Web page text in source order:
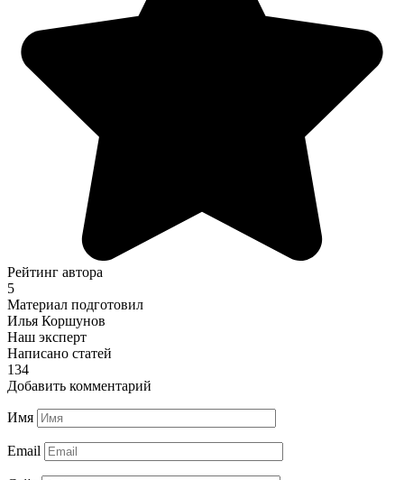
Рейтинг автора
5
Материал подготовил
Илья Коршунов
Наш эксперт
Написано статей
134
Добавить комментарий
Имя
Email